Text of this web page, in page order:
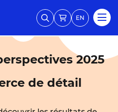
EN
2025
de détail